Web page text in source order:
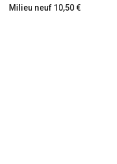
Milieu neuf 10,50 €